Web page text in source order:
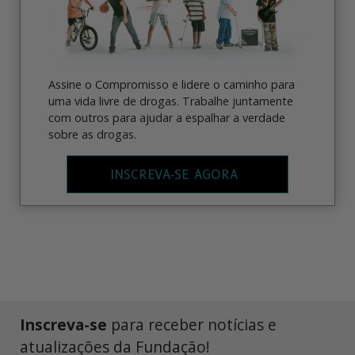
Assine o Compromisso e lidere o caminho para
uma vida livre de drogas. Trabalhe juntamente
com outros para ajudar a espalhar a verdade
sobre as drogas.
INSCREVA‑SE AGORA
Inscreva-se para receber notícias e
atualizações da Fundação!